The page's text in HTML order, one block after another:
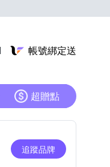
帳號綁定送
超贈點
追蹤品牌